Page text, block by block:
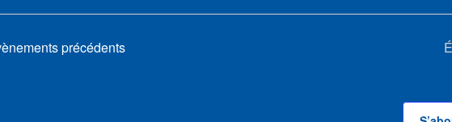
précédents